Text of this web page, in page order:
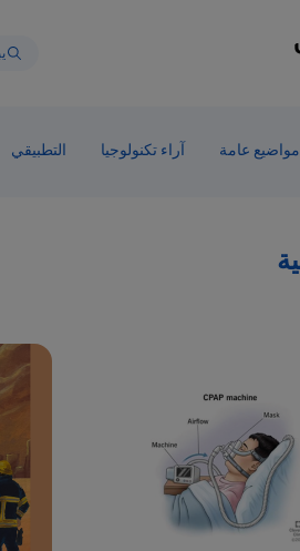
مواضيع عامة آراء تكنولوجيا التطبيقي